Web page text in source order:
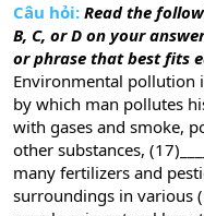
Câu hỏi: Read the
B, C, or D on your
or phrase that best fits
Environmental pollution
by which man pollutes
with gases and smoke,
other substances,
many fertilizers and
surroundings in various